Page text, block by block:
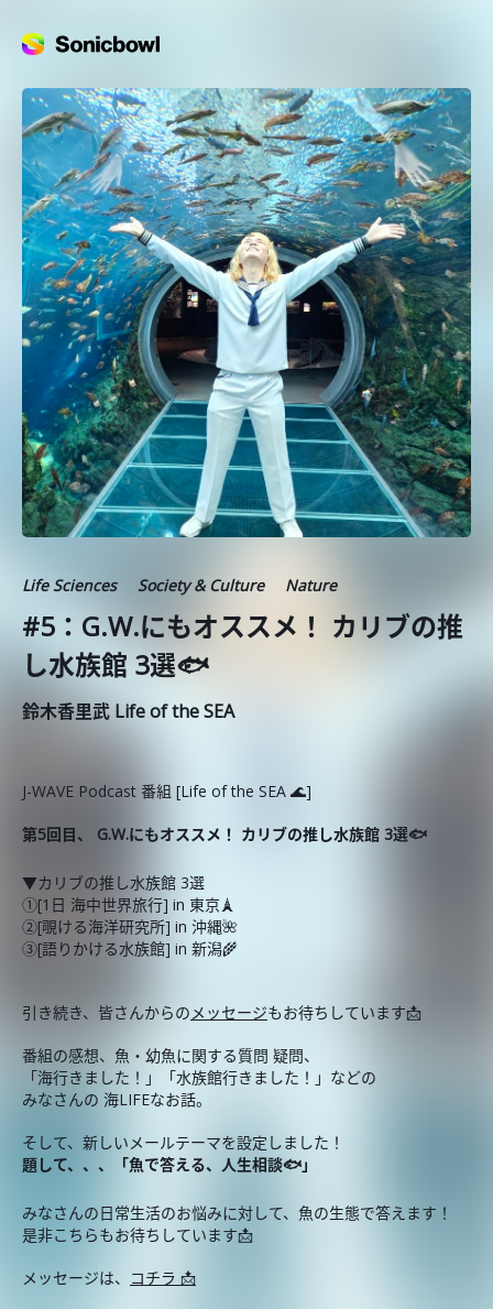
Life Sciences Society & Culture Nature
#5：G.W.にもオススメ！ カリブの推
し水族館 3選🐟
鈴木香里武 Life of the SEA
J-WAVE Podcast 番組 [Life of the SEA 🌊]
第5回目、 G.W.にもオススメ！ カリブの推し水族館 3選🐟
▼カリブの推し水族館 3選
①[1日 海中世界旅行] in 東京🗼
②[覗ける海洋研究所] in 沖縄🌺
③[語りかける水族館] in 新潟🌾
引き続き、皆さんからのメッセージもお待ちしています📩
番組の感想、魚・幼魚に関する質問 疑問、
「海行きました！」「水族館行きました！」などの
みなさんの 海LIFEなお話。
そして、新しいメールテーマを設定しました！
題して、、、「魚で答える、人生相談🐟」
みなさんの日常生活のお悩みに対して、魚の生態で答えます！
是非こちらもお待ちしています📩
メッセージは、 コチラ 📩